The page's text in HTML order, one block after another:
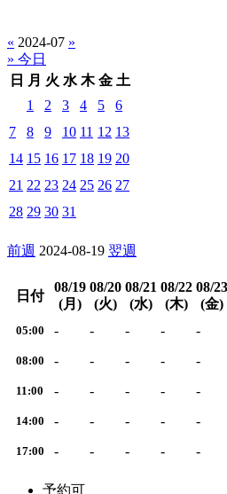
« 2024-07 »
» 今日
日
月 火 水 木 金 土
1
2 3 4 5
6
7
8 9 10 11 12 13
14 15 16 17 18 19 20
21 22 23 24 25 26 27
28 29 30 31
前週 2024-08-19 翌週
日付
08/19
(月)
08/20
(火)
08/21
(水)
08/22
(木)
08/23
(金)
05:00 - - - - -
08:00 - - - - -
11:00 - - - - -
14:00 - - - - -
17:00 - - - - -
予約可